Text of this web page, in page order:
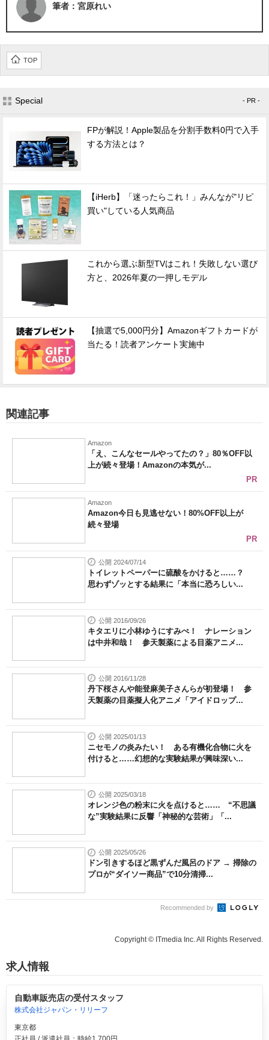
筆者：宮原れい
TOP
Special - PR -
FPが解説！Apple製品を分割手数料0円で入手
する方法とは？
【iHerb】「迷ったらこれ！」みんなが"リピ
買い"している人気商品
これから選ぶ新型TVはこれ！失敗しない選び
方と、2026年夏の一押しモデル
【抽選で5,000円分】Amazonギフトカードが
当たる！読者アンケート実施中
関連記事
Amazon
「え、こんなセールやってたの？」80％OFF以
上が続々登場！Amazonの本気が...
PR
Amazon
Amazon今日も見逃せない！80%OFF以上が
続々登場
PR
公開 2024/07/14
トイレットペーパーに硫酸をかけると……？
思わずゾッとする結果に「本当に恐ろしい...
公開 2016/09/26
キタエリに小林ゆうにすみぺ！ ナレーション
は中井和哉！ 参天製薬による目薬アニメ...
公開 2016/11/28
丹下桜さんや能登麻美子さんらが初登場！ 参
天製薬の目薬擬人化アニメ「アイドロップ...
公開 2025/01/13
ニセモノの炎みたい！ ある有機化合物に火を
付けると……幻想的な実験結果が興味深い...
公開 2025/03/18
オレンジ色の粉末に火を点けると…… “不思議
な”実験結果に反響「神秘的な芸術」「...
公開 2025/05/26
ドン引きするほど黒ずんだ風呂のドア → 掃除の
プロが“ダイソー商品”で10分清掃...
Recommended by
Copyright © ITmedia Inc. All Rights Reserved.
求人情報
自動車販売店の受付スタッフ
株式会社ジャパン・リリーフ
東京都